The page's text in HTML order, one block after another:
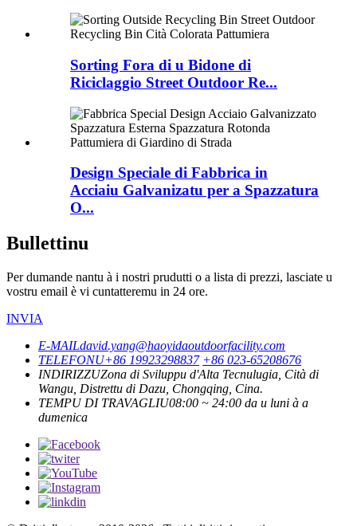
Sorting Fora di u Bidone di
Riciclaggio Street Outdoor Re...
Design Speciale di Fabbrica in
Acciaiu Galvanizatu per a Spazzatura
O...
Bullettinu
Per dumande nantu à i nostri prudutti o a lista di prezzi, lasciate u
vostru email è vi cuntatteremu in 24 ore.
INVIA
E-MAILdavid.yang@haoyidaoutdoorfacility.com
TELEFONU+86 19923298837 +86 023-65208676
INDIRIZZUZona di Sviluppu d'Alta Tecnulugia, Cità di
Wangu, Distrettu di Dazu, Chongqing, Cina.
TEMPU DI TRAVAGLIU08:00 ~ 24:00 da u luni à a
dumenica